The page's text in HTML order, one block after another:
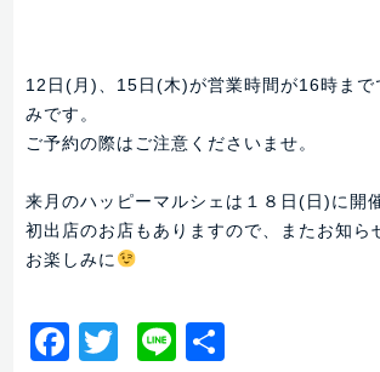
12日(月)、15日(木)が営業時間が16時まで
みです。
ご予約の際はご注意くださいませ。
来月のハッピーマルシェは１８日(日)に開
初出店のお店もありますので、またお知ら
お楽しみに
Facebook
Twitter
Line